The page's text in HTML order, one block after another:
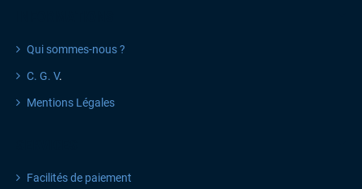
Qui sommes-nous ?
C. G. V.
Mentions Légales
Facilités de paiement